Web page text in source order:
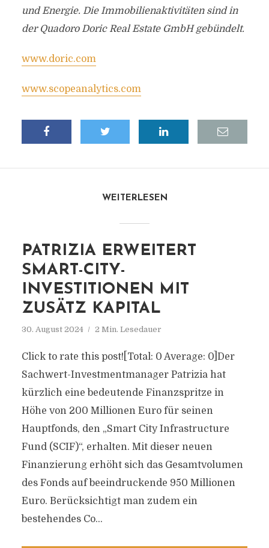
und Energie. Die Immobilienaktivitäten sind in
der Quadoro Doric Real Estate GmbH gebündelt.
www.doric.com
www.scopeanalytics.com
WEITERLESEN
PATRIZIA ERWEITERT
SMART-CITY-
INVESTITIONEN MIT
ZUSÄTZ KAPITAL
30. August 2024 2 Min. Lesedauer
Click to rate this post![Total: 0 Average: 0]Der
Sachwert-Investmentmanager Patrizia hat
kürzlich eine bedeutende Finanzspritze in
Höhe von 200 Millionen Euro für seinen
Hauptfonds, den „Smart City Infrastructure
Fund (SCIF)“, erhalten. Mit dieser neuen
Finanzierung erhöht sich das Gesamtvolumen
des Fonds auf beeindruckende 950 Millionen
Euro. Berücksichtigt man zudem ein
bestehendes Co...